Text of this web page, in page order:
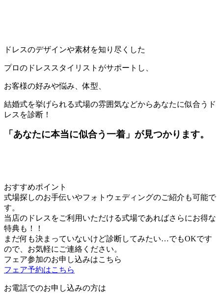
ドレスのデザインや素材を知り尽くした
プロのドレススタイリストがサポートし、
お客様の好みや悩み、体型、
結婚式を挙げられる式場の雰囲気などからあなたに似合うド
レスを診断！
「あなたに本当に似合う一着」が見つかります。
おすすめポイント
式場探しのお手伝いやフォトウェディングのご紹介も可能で
す。
当店のドレスをご利用いただける式場であればさらにお得な
特典も！！
まだ何も決まっていないけど診断してみたい…でもOKです
ので、お気軽にご連絡ください。
フェア参加のお申し込みはこちら
フェア予約はこちら
お電話でのお申し込みの方は